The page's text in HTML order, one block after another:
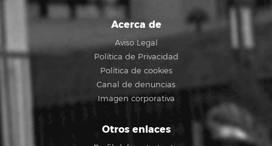
Acerca de
Aviso Legal
Política de Privacidad
Política de cookies
Canal de denuncias
Imagen corporativa
Otros enlaces